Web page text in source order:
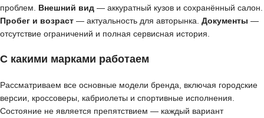
проблем. Внешний вид — аккуратный кузов и сохранённый салон.
Пробег и возраст — актуальность для авторынка. Документы —
отсутствие ограничений и полная сервисная история.
С какими марками работаем
Рассматриваем все основные модели бренда, включая городские
версии, кроссоверы, кабриолеты и спортивные исполнения.
Состояние не является препятствием — каждый вариант